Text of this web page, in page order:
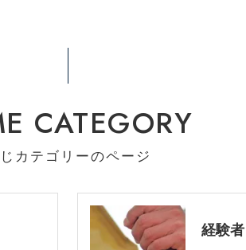
カテゴリーのページ
CATEGORY
経験者